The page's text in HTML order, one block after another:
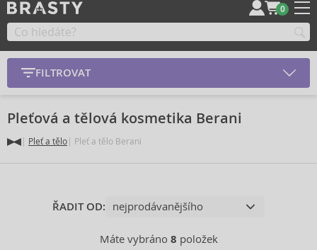
0
FILTROVAT
Pleťová a tělová kosmetika Berani
Pleť a tělo Pleť a tělo Berani
ŘADIT OD:
Máte vybráno 8 položek